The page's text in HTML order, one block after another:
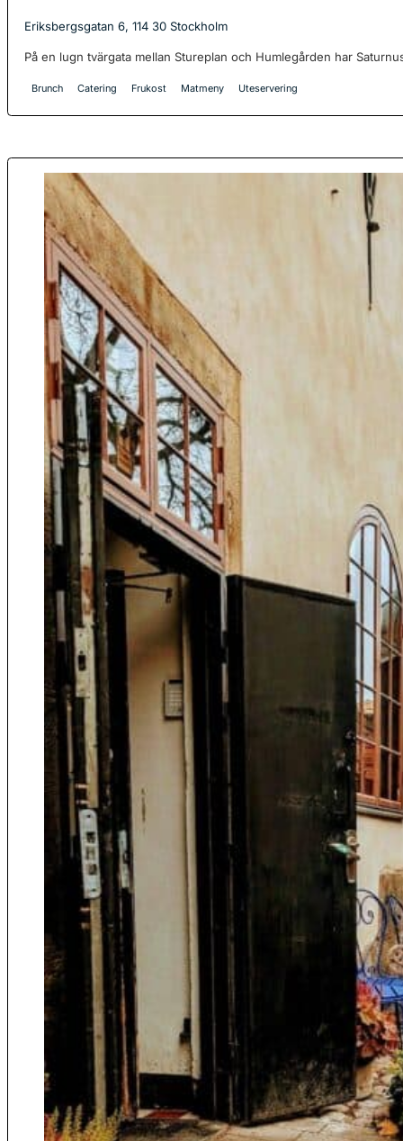
Eriksbergsgatan 6, 114 30 Stockholm
På en lugn tvärgata mellan Stureplan och Humlegården har
Brunch Catering Frukost Matmeny Uteservering